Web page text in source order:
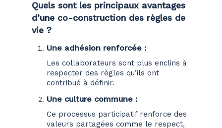
Quels sont les principaux avantages
d’une co-construction des règles de
vie ?
Une adhésion renforcée :
Les collaborateurs sont plus enclins à
respecter des règles qu’ils ont
contribué à définir.
Une culture commune :
Ce processus participatif renforce des
valeurs partagées comme le respect,